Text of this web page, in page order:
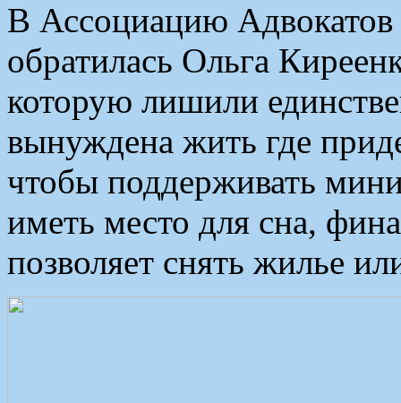
В Ассоциацию Адвокатов
обратилась Ольга
которую лишили
вынуждена жить где
чтобы поддерживать
иметь место для сна,
позволяет снять жилье